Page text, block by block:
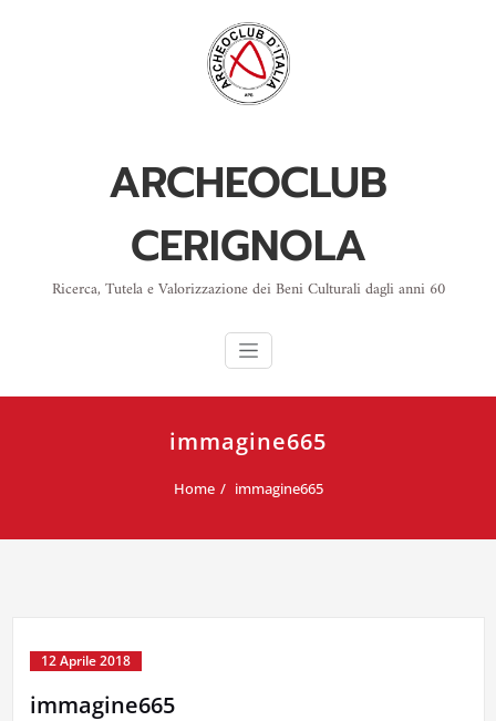
ARCHEOCLUB
CERIGNOLA
Ricerca, Tutela e Valorizzazione dei Beni Culturali dagli anni 60
immagine665
Home immagine665
12 Aprile 2018
immagine665